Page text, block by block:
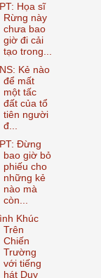
Họa sĩ
Rừng này
chưa bao
giờ đi cải
tạo trong...
Kẻ nào
để mất
một tấc
đất của tổ
tiên người
đ...
Đừng
bao giờ bỏ
phiếu cho
những kẻ
nào mà
còn...
Khúc
Trên
Chiến
Trường
với tiếng
hát Duy